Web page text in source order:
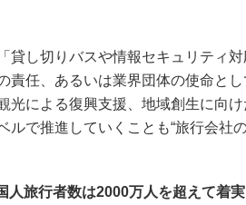
貸し切りバスや情報セキュリティ
責任、あるいは業界団体の使命と
光による復興支援、地域創生に向
ルで推進していくことも“旅行会社
人旅行者数は2000万人を超えて着